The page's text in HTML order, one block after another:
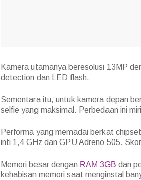
Kamera utamanya beresolusi 13MP
detection dan LED flash.
Sementara itu, untuk kamera depan
selfie yang maksimal. Perbedaan ini
Performa yang memadai berkat
inti 1,4 GHz dan GPU Adreno 505.
Memori besar dengan RAM 3GB dan
kehabisan memori saat menginstal